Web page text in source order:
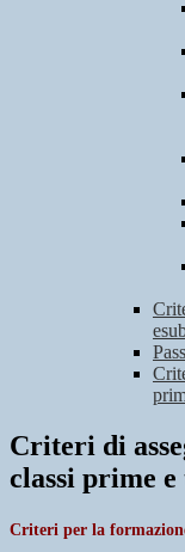
Criteri di
classi prime e
Criteri per la